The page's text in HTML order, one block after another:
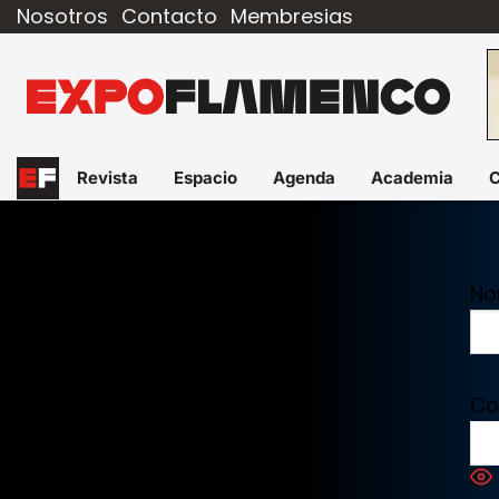
Nosotros Contacto Membresias
Revista Espacio Agenda Academia